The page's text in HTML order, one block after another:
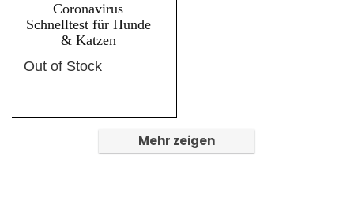
Coronavirus
Schnelltest für Hunde
& Katzen
Out of Stock
Mehr zeigen